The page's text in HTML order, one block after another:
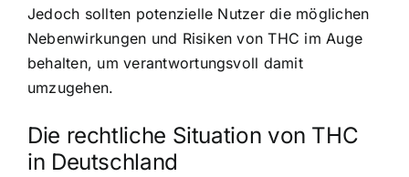
Jedoch sollten potenzielle Nutzer die möglichen
Nebenwirkungen und Risiken von THC im Auge
behalten, um verantwortungsvoll damit
umzugehen.
Die rechtliche Situation von THC
in Deutschland